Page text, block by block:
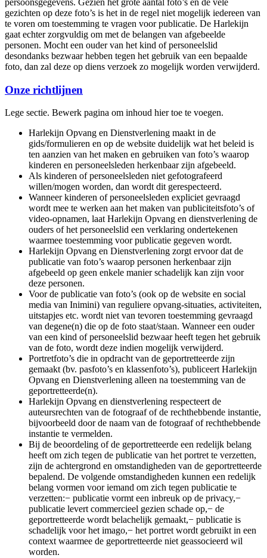
persoonsgegevens. Gezien het grote aantal foto’s en de vele
gezichten op deze foto’s is het in de regel niet mogelijk iedereen van
te voren om toestemming te vragen voor publicatie. De Harlekijn
gaat echter zorgvuldig om met de belangen van afgebeelde
personen. Mocht een ouder van het kind of personeelslid
desondanks bezwaar hebben tegen het gebruik van een bepaalde
foto, dan zal deze op diens verzoek zo mogelijk worden verwijderd.
Onze richtlijnen
Lege sectie. Bewerk pagina om inhoud hier toe te voegen.
Harlekijn Opvang en Dienstverlening maakt in de
gids/formulieren en op de website duidelijk wat het beleid is
ten aanzien van het maken en gebruiken van foto’s waarop
kinderen en personeelsleden herkenbaar zijn afgebeeld.
Als kinderen of personeelsleden niet gefotografeerd
willen/mogen worden, dan wordt dit gerespecteerd.
Wanneer kinderen of personeelsleden expliciet gevraagd
wordt mee te werken aan het maken van publiciteitsfoto’s of
video-opnamen, laat Harlekijn Opvang en dienstverlening de
ouders of het personeelslid een verklaring ondertekenen
waarmee toestemming voor publicatie gegeven wordt.
Harlekijn Opvang en Dienstverlening zorgt ervoor dat de
publicatie van foto’s waarop personen herkenbaar zijn
afgebeeld op geen enkele manier schadelijk kan zijn voor
deze personen.
Voor de publicatie van foto’s (ook op de website en social
media van Inimini) van reguliere opvang-situaties, activiteiten,
uitstapjes etc. wordt niet van tevoren toestemming gevraagd
van degene(n) die op de foto staat/staan. Wanneer een ouder
van een kind of personeelslid bezwaar heeft tegen het gebruik
van de foto, wordt deze indien mogelijk verwijderd.
Portretfoto’s die in opdracht van de geportretteerde zijn
gemaakt (bv. pasfoto’s en klassenfoto’s), publiceert Harlekijn
Opvang en Dienstverlening alleen na toestemming van de
geportretteerde(n).
Harlekijn Opvang en dienstverlening respecteert de
auteursrechten van de fotograaf of de rechthebbende instantie,
bijvoorbeeld door de naam van de fotograaf of rechthebbende
instantie te vermelden.
Bij de beoordeling of de geportretteerde een redelijk belang
heeft om zich tegen de publicatie van het portret te verzetten,
zijn de achtergrond en omstandigheden van de geportretteerde
bepalend. De volgende omstandigheden kunnen een redelijk
belang vormen voor iemand om zich tegen publicatie te
verzetten:− publicatie vormt een inbreuk op de privacy,−
publicatie levert commercieel gezien schade op,− de
geportretteerde wordt belachelijk gemaakt,− publicatie is
schadelijk voor het imago,− het portret wordt gebruikt in een
context waarmee de geportretteerde niet geassocieerd wil
worden.